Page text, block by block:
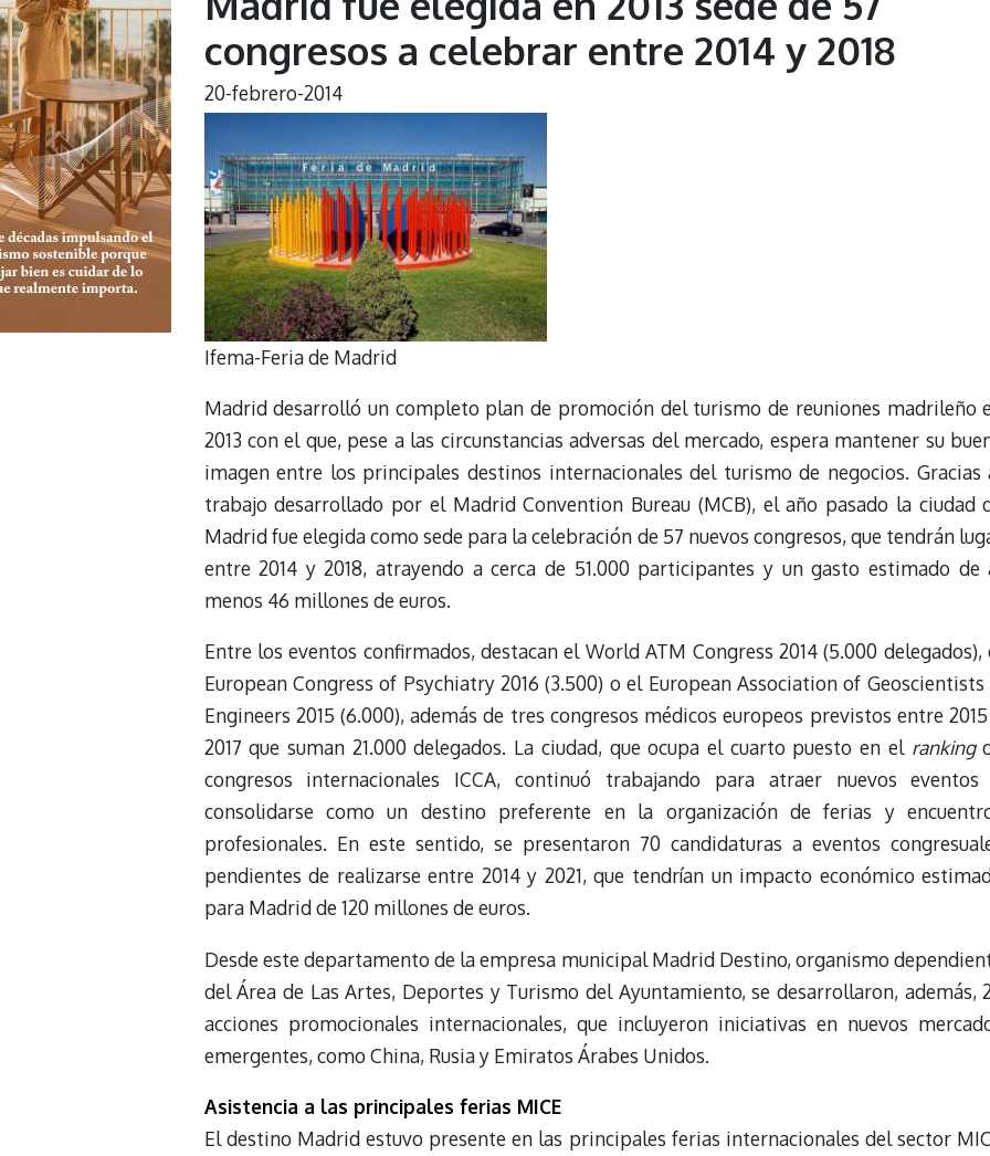
congresos a celebrar entre 2014 y 2018
20-febrero-2014
Ifema-Feria de Madrid
Madrid desarrolló un completo plan de promoción del turismo de reuniones madrileño
2013 con el que, pese a las circunstancias adversas del mercado, espera mantener su
imagen entre los principales destinos internacionales del turismo de negocios. Gracias
trabajo desarrollado por el Madrid Convention Bureau (MCB), el año pasado la ciudad
Madrid fue elegida como sede para la celebración de 57 nuevos congresos, que tendrán
entre 2014 y 2018, atrayendo a cerca de 51.000 participantes y un gasto estimado de
menos 46 millones de euros.
Entre los eventos confirmados, destacan el World ATM Congress 2014 (5.000 delegados),
European Congress of Psychiatry 2016 (3.500) o el European Association of Geoscientists
Engineers 2015 (6.000), además de tres congresos médicos europeos previstos entre
2017 que suman 21.000 delegados. La ciudad, que ocupa el cuarto puesto en el ranking
congresos internacionales ICCA, continuó trabajando para atraer nuevos
consolidarse como un destino preferente en la organización de ferias y
profesionales. En este sentido, se presentaron 70 candidaturas a eventos
pendientes de realizarse entre 2014 y 2021, que tendrían un impacto económico
para Madrid de 120 millones de euros.
Desde este departamento de la empresa municipal Madrid Destino, organismo
del Área de Las Artes, Deportes y Turismo del Ayuntamiento, se desarrollaron, además,
acciones promocionales internacionales, que incluyeron iniciativas en nuevos
emergentes, como China, Rusia y Emiratos Árabes Unidos.
Asistencia a las principales ferias MICE
El destino Madrid estuvo presente en las principales ferias internacionales del sector